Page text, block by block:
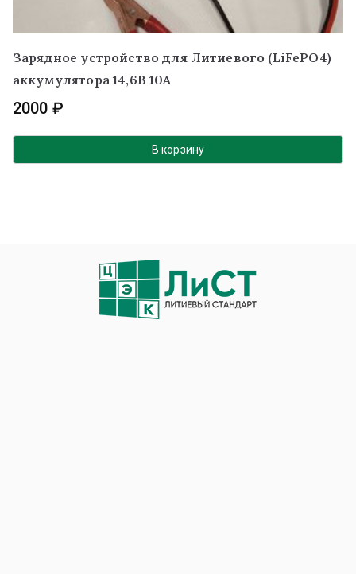
Зарядное устройство для Литиевого (LiFePO4)
аккумулятора 14,6В 10А
2000 ₽
В корзину